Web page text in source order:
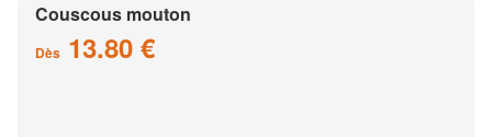
Couscous mouton
Dès 13.80 €